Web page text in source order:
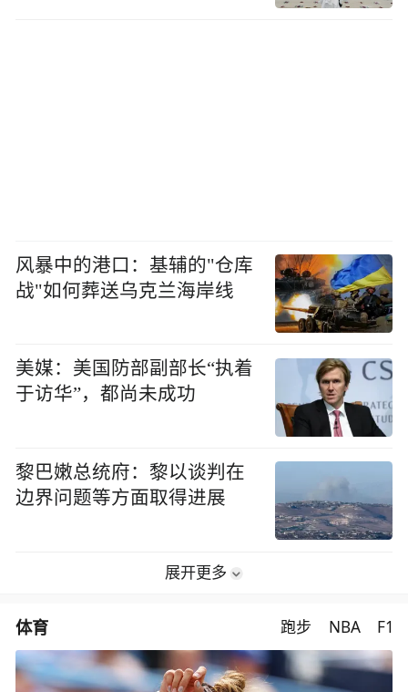
风暴中的港口：基辅的"仓库
战"如何葬送乌克兰海岸线
美媒：美国防部副部长“执着
于访华”，都尚未成功
黎巴嫩总统府：黎以谈判在
边界问题等方面取得进展
展开更多
体育 跑步 NBA F1